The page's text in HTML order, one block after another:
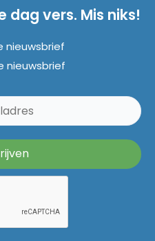
dag vers. Mis niks!
nieuwsbrief
nieuwsbrief